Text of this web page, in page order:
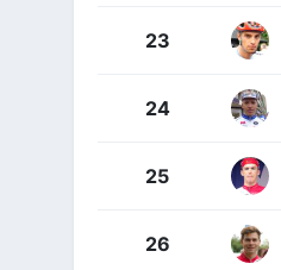
23
24
25
26